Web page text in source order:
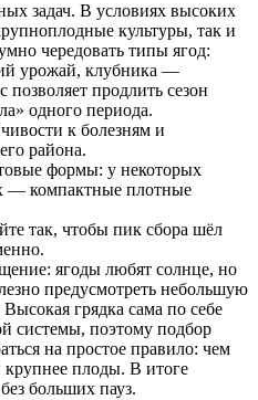
задач. В условиях высоких
культуры, так и
чередовать типы ягод:
урожай, клубника —
продлить сезон
одного периода.
к болезням и
района.
формы: у некоторых
— компактные плотные
так, чтобы пик сбора шёл
ягоды любят солнце, но
предусмотреть небольшую
грядка сама по себе
системы, поэтому подбор
на простое правило: чем
плоды. В итоге
больших пауз.